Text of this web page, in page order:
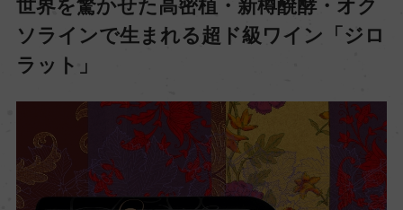
世界を驚かせた高密植・新樽醗酵・オク
ソラインで生まれる超ド級ワイン「ジロ
ラット」